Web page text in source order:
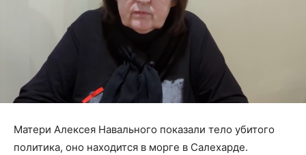
Матери Алексея Навального показали тело убитого
политика, оно находится в морге в Салехарде.